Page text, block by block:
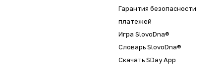
Гарантия безопасности
платежей
Игра SlovoDna®
Словарь SlovoDna®
Скачать SDay App